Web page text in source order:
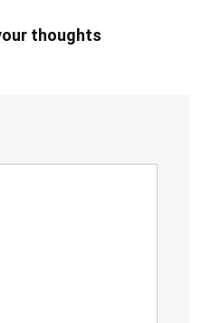
thoughts